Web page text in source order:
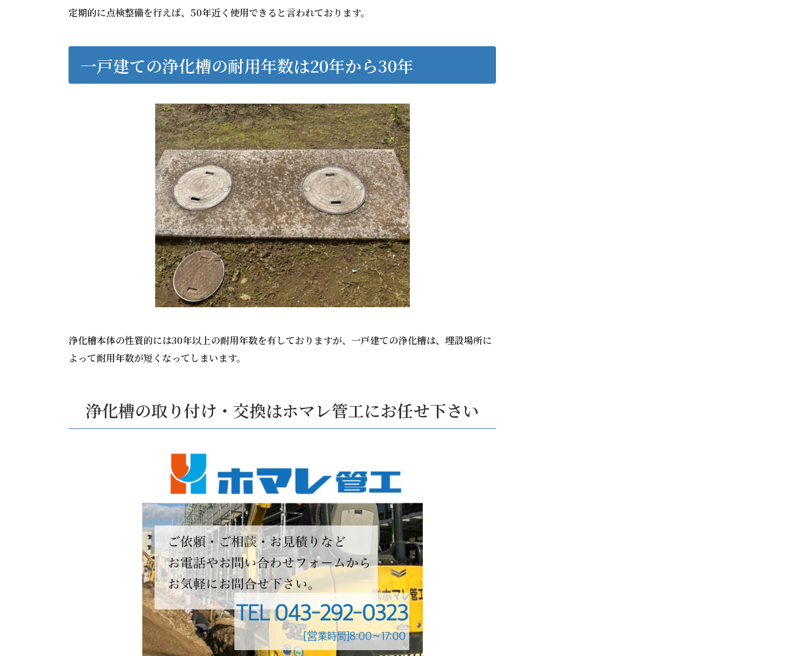
定期的に点検整備を行えば、50年近く使用できると言われております。
一戸建ての浄化槽の耐用年数は20年から30年
浄化槽本体の性質的には30年以上の耐用年数を有しておりますが、一戸建ての浄化槽は、埋設場所に
よって耐用年数が短くなってしまいます。
浄化槽の取り付け・交換はホマレ管工にお任せ下さい